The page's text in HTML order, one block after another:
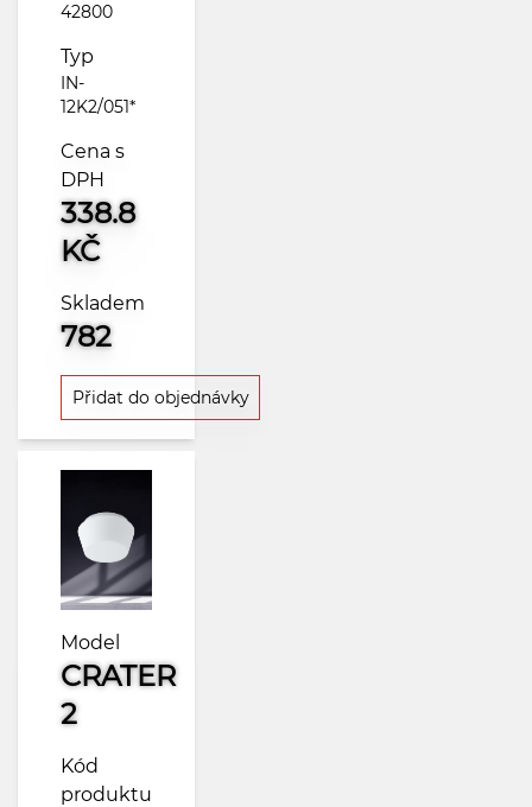
42800
Typ
IN-
12K2/051*
Cena s
DPH
338.8
KČ
Skladem
782
Přidat do objednávky
Model
CRATER
2
Kód
produktu